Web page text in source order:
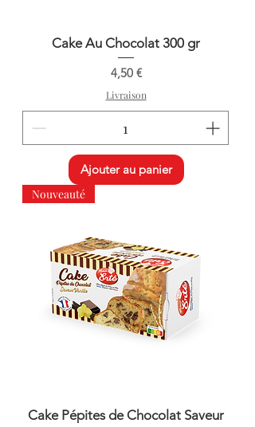
Cake Au Chocolat 300 gr
Prix
4,50 €
Livraison
Ajouter au panier
Nouveauté
Cake Pépites de Chocolat Saveur